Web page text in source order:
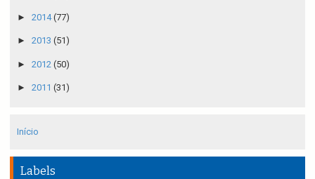
► 2014(77)
► 2013 (51)
► 2012 (50)
► 2011 (31)
Início
Labels